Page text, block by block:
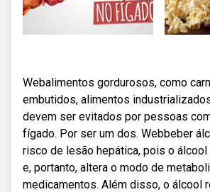
Webalimentos gordurosos, como
embutidos, alimentos
devem ser evitados por pessoas
fígado. Por ser um dos. Webbeber
risco de lesão hepática, pois o
e, portanto, altera o modo de
medicamentos. Além disso, o álcool